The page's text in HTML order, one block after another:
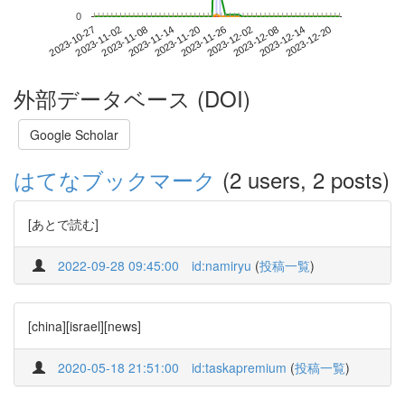
2023-10-272023-11-022023-11-082023-11-142023-11-202023-11-262023-12-022023-12-082023-12-142023-12-20
0
外部データベース (DOI)
Google Scholar
はてなブックマーク (2 users, 2 posts)
[あとで読む]
2022-09-28 09:45:00 id:namiryu (投稿一覧)
[china][israel][news]
2020-05-18 21:51:00 id:taskapremium (投稿一覧)